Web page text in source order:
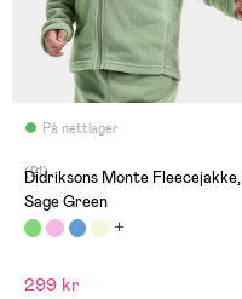
På nettlager
(21)
Didriksons Monte Fleecejakke,
Sage Green
299 kr